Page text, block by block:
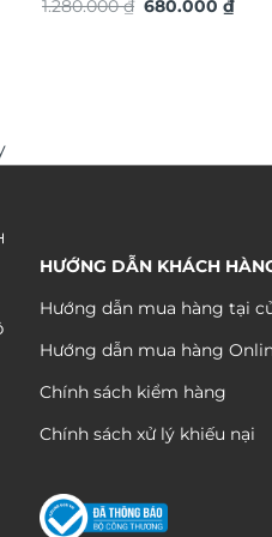
TG4930S
1.280.000₫ Giá
680.000₫Giá
HƯỚNG DẪN KHÁCH
Hướng dẫn mua hàng tại
Hướng dẫn mua hàng
Chính sách kiểm hàng
Chính sách xử lý khiếu nại